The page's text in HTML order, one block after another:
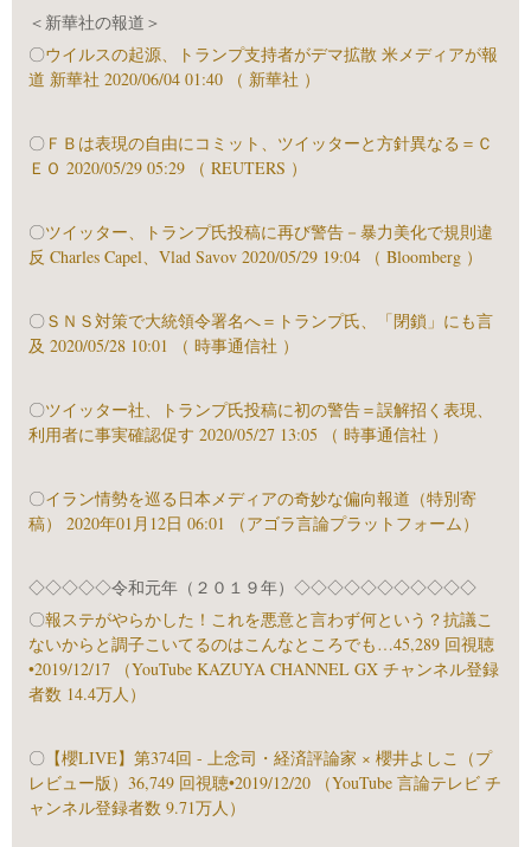
＜新華社の報道＞
〇ウイルスの起源、トランプ支持者がデマ拡散 米メディアが報
道 新華社 2020/06/04 01:40 （ 新華社 ）
〇 ＦＢは表現の自由にコミット、ツイッターと方針異なる＝Ｃ
ＥＯ 2020/05/29 05:29 （ REUTERS ）
〇ツイッター、トランプ氏投稿に再び警告－暴力美化で規則違
反 Charles Capel、Vlad Savov 2020/05/29 19:04 （ Bloomberg ）
〇ＳＮＳ対策で大統領令署名へ＝トランプ氏、「閉鎖」にも言
及 2020/05/28 10:01 （ 時事通信社 ）
〇ツイッター社、トランプ氏投稿に初の警告＝誤解招く表現、
利用者に事実確認促す 2020/05/27 13:05 （ 時事通信社 ）
〇イラン情勢を巡る日本メディアの奇妙な偏向報道（特別寄
稿） 2020年01月12日 06:01 （アゴラ言論プラットフォーム）
◇◇◇◇◇令和元年（２０１９年）◇◇◇◇◇◇◇◇◇◇◇
〇報ステがやらかした！これを悪意と言わず何という？抗議こ
ないからと調子こいてるのはこんなところでも…45,289 回視聴
•2019/12/17 （YouTube KAZUYA CHANNEL GX チャンネル登録
者数 14.4万人）
〇 【櫻LIVE】第374回 - 上念司・経済評論家 × 櫻井よしこ（プ
レビュー版）36,749 回視聴•2019/12/20 （YouTube 言論テレビ チ
ャンネル登録者数 9.71万人）